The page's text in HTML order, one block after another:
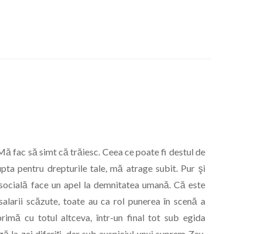
fac să simt că trăiesc. Ceea ce poate fi destul de
pentru drepturile tale, mă atrage subit. Pur şi
face un apel la demnitatea umană. Că este
scăzute, toate au ca rol punerea în scenă a
cu totul altceva, într-un final tot sub egida